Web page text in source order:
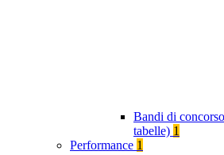
Bandi di
tabelle) 1
Performance 1